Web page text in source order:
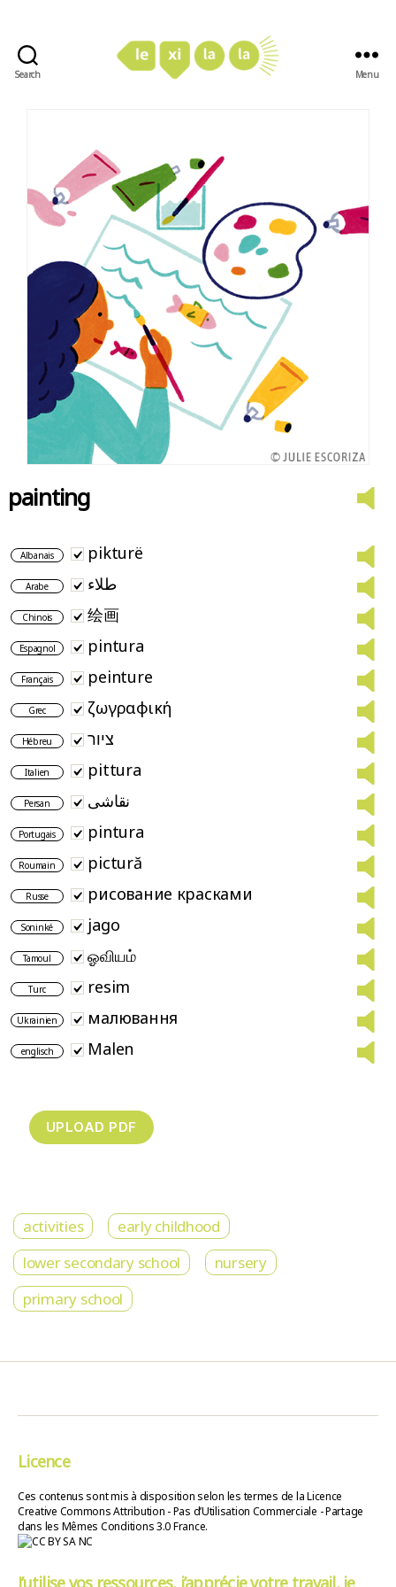
Search Menu
painting
Albanais pikturë
Arabe طلاء
Chinois 绘画
Espagnol pintura
Français peinture
Grec ζωγραφική
Hébreu ציור
Italien pittura
Persan نقاشی
Portugais pintura
Roumain pictură
Russe рисование красками
Soninké jago
Tamoul ஓவியம்
Turc resim
Ukrainien малювання
englisch Malen
activities
early childhood
lower secondary school
nursery
primary school
Licence
Ces contenus sont mis à disposition selon les termes de la Licence
Creative Commons Attribution - Pas d’Utilisation Commerciale - Partage
dans les Mêmes Conditions 3.0 France.